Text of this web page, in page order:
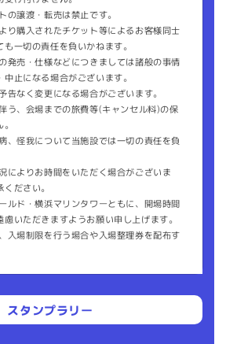
譲渡・転売は禁止です。
り購入されたチケット等によるお客様同士
一切の責任を負いかねます。
発売・仕様などにつきましては諸般の事情
⽌になる場合がございます。
なく変更になる場合がございます。
う、会場までの旅費等(キャンセル料)の保
、怪我について当施設では一切の責任を負
によりお時間をいただく場合がございま
ださい。
ルド・横浜マリンタワーともに、開場時間
いただきますようお願い申し上げます。
入場制限を行う場合や入場整理券を配布す
スタンプラリー